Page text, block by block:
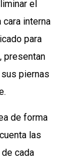
el
interna
para
presentan
piernas
de forma
las
cada